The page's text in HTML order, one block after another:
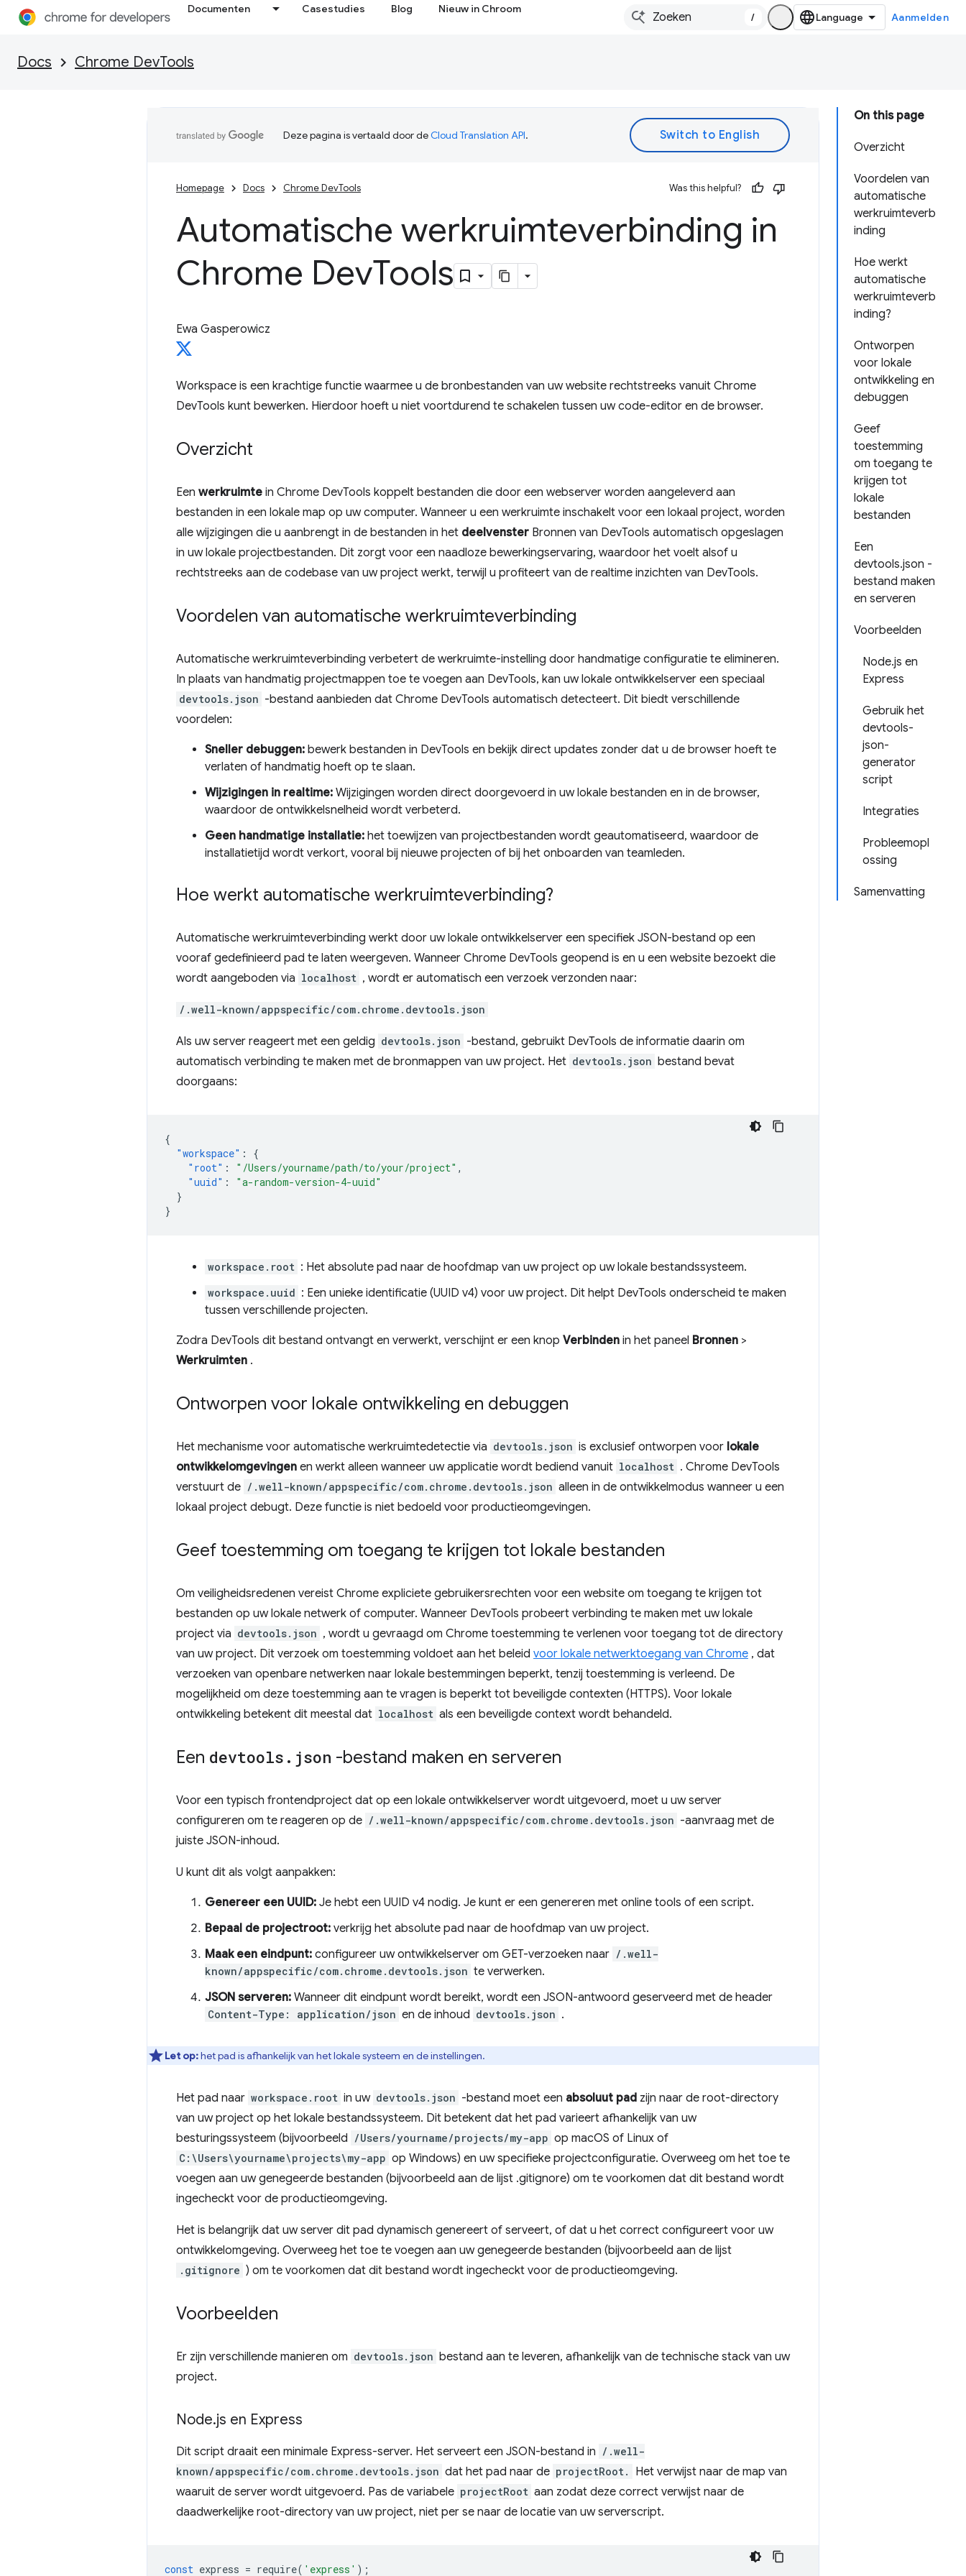
Documenten Casestudies Blog Nieuw in Chroom
/ Aanmelden
Docs Chrome DevTools
On this page
Overzicht
Voordelen van
automatische
werkruimteverb
inding
Hoe werkt
automatische
werkruimteverb
inding?
Ontworpen
voor lokale
ontwikkeling en
debuggen
Geef
toestemming
om toegang te
krijgen tot
lokale
bestanden
Een
devtools.json -
bestand maken
en serveren
Voorbeelden
Node.js en
Express
Gebruik het
devtools-
json-
generator
script
Integraties
Probleemopl
ossing
Samenvatting
Deze pagina is vertaald door deCloud Translation API.
Homepage Docs Chrome DevTools Was this helpful?
Automatische werkruimteverbinding in
Chrome DevTools
Ewa Gasperowicz
Workspace is een krachtige functie waarmee u de bronbestanden van uw website rechtstreeks vanuit Chrome
DevTools kunt bewerken. Hierdoor hoeft u niet voortdurend te schakelen tussen uw code-editor en de browser.
Overzicht
Een werkruimte in Chrome DevTools koppelt bestanden die door een webserver worden aangeleverd aan
bestanden in een lokale map op uw computer. Wanneer u een werkruimte inschakelt voor een lokaal project, worden
alle wijzigingen die u aanbrengt in de bestanden in het deelvenster Bronnen van DevTools automatisch opgeslagen
in uw lokale projectbestanden. Dit zorgt voor een naadloze bewerkingservaring, waardoor het voelt alsof u
rechtstreeks aan de codebase van uw project werkt, terwijl u profiteert van de realtime inzichten van DevTools.
Voordelen van automatische werkruimteverbinding
Automatische werkruimteverbinding verbetert de werkruimte-instelling door handmatige configuratie te elimineren.
In plaats van handmatig projectmappen toe te voegen aan DevTools, kan uw lokale ontwikkelserver een speciaal
devtools.json -bestand aanbieden dat Chrome DevTools automatisch detecteert. Dit biedt verschillende
voordelen:
Sneller debuggen: bewerk bestanden in DevTools en bekijk direct updates zonder dat u de browser hoeft te
verlaten of handmatig hoeft op te slaan.
Wijzigingen in realtime: Wijzigingen worden direct doorgevoerd in uw lokale bestanden en in de browser,
waardoor de ontwikkelsnelheid wordt verbeterd.
Geen handmatige installatie: het toewijzen van projectbestanden wordt geautomatiseerd, waardoor de
installatietijd wordt verkort, vooral bij nieuwe projecten of bij het onboarden van teamleden.
Hoe werkt automatische werkruimteverbinding?
Automatische werkruimteverbinding werkt door uw lokale ontwikkelserver een specifiek JSON-bestand op een
vooraf gedefinieerd pad te laten weergeven. Wanneer Chrome DevTools geopend is en u een website bezoekt die
wordt aangeboden via localhost , wordt er automatisch een verzoek verzonden naar:
/.well-known/appspecific/com.chrome.devtools.json
Als uw server reageert met een geldig devtools.json -bestand, gebruikt DevTools de informatie daarin om
automatisch verbinding te maken met de bronmappen van uw project. Het devtools.json bestand bevat
doorgaans:
{
"workspace" :
{
"root" : "/Users/yourname/path/to/your/project" ,
"uuid" :
"a-random-version-4-uuid"
}
}
workspace.root : Het absolute pad naar de hoofdmap van uw project op uw lokale bestandssysteem.
workspace.uuid : Een unieke identificatie (UUID v4) voor uw project. Dit helpt DevTools onderscheid te maken
tussen verschillende projecten.
Zodra DevTools dit bestand ontvangt en verwerkt, verschijnt er een knop Verbinden in het paneel Bronnen >
Werkruimten .
Ontworpen voor lokale ontwikkeling en debuggen
Het mechanisme voor automatische werkruimtedetectie via devtools.json is exclusief ontworpen voor lokale
ontwikkelomgevingen en werkt alleen wanneer uw applicatie wordt bediend vanuit localhost . Chrome DevTools
verstuurt de /.well-known/appspecific/com.chrome.devtools.json alleen in de ontwikkelmodus wanneer u een
lokaal project debugt. Deze functie is niet bedoeld voor productieomgevingen.
Geef toestemming om toegang te krijgen tot lokale bestanden
Om veiligheidsredenen vereist Chrome expliciete gebruikersrechten voor een website om toegang te krijgen tot
bestanden op uw lokale netwerk of computer. Wanneer DevTools probeert verbinding te maken met uw lokale
project via devtools.json , wordt u gevraagd om Chrome toestemming te verlenen voor toegang tot de directory
van uw project. Dit verzoek om toestemming voldoet aan het beleid voor lokale netwerktoegang van Chrome , dat
verzoeken van openbare netwerken naar lokale bestemmingen beperkt, tenzij toestemming is verleend. De
mogelijkheid om deze toestemming aan te vragen is beperkt tot beveiligde contexten (HTTPS). Voor lokale
ontwikkeling betekent dit meestal dat localhost als een beveiligde context wordt behandeld.
Een devtools . json -bestand maken en serveren
Voor een typisch frontendproject dat op een lokale ontwikkelserver wordt uitgevoerd, moet u uw server
configureren om te reageren op de /.well-known/appspecific/com.chrome.devtools.json -aanvraag met de
juiste JSON-inhoud.
U kunt dit als volgt aanpakken:
Genereer een UUID: Je hebt een UUID v4 nodig. Je kunt er een genereren met online tools of een script.
Bepaal de projectroot: verkrijg het absolute pad naar de hoofdmap van uw project.
Maak een eindpunt: configureer uw ontwikkelserver om GET-verzoeken naar /.well-
known/appspecific/com.chrome.devtools.json te verwerken.
JSON serveren: Wanneer dit eindpunt wordt bereikt, wordt een JSON-antwoord geserveerd met de header
Content-Type: application/json en de inhoud devtools.json .
Let op:het pad is afhankelijk van het lokale systeem en de instellingen.
Het pad naar workspace.root in uw devtools.json -bestand moet een absoluut pad zijn naar de root-directory
van uw project op het lokale bestandssysteem. Dit betekent dat het pad varieert afhankelijk van uw
besturingssysteem (bijvoorbeeld /Users/yourname/projects/my-app op macOS of Linux of
C:\Users\yourname\projects\my-app op Windows) en uw specifieke projectconfiguratie. Overweeg om het toe te
voegen aan uw genegeerde bestanden (bijvoorbeeld aan de lijst .gitignore) om te voorkomen dat dit bestand wordt
ingecheckt voor de productieomgeving.
Het is belangrijk dat uw server dit pad dynamisch genereert of serveert, of dat u het correct configureert voor uw
ontwikkelomgeving. Overweeg het toe te voegen aan uw genegeerde bestanden (bijvoorbeeld aan de lijst
.gitignore ) om te voorkomen dat dit bestand wordt ingecheckt voor de productieomgeving.
Voorbeelden
Er zijn verschillende manieren om devtools.json bestand aan te leveren, afhankelijk van de technische stack van uw
project.
Node.js en Express
Dit script draait een minimale Express-server. Het serveert een JSON-bestand in /.well-
known/appspecific/com.chrome.devtools.json dat het pad naar de projectRoot.
Het verwijst naar de map van
waaruit de server wordt uitgevoerd. Pas de variabele projectRoot aan zodat deze correct verwijst naar de
daadwerkelijke root-directory van uw project, niet per se naar de locatie van uw serverscript.
const express = require( 'express' );